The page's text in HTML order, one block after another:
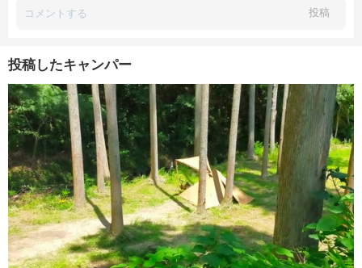
投稿
投稿したキャンパー